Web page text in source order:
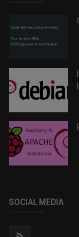
SOCIAL MEDIA